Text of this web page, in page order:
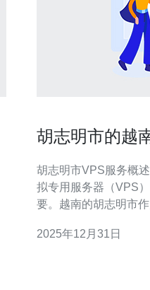
胡志明市的越
胡志明市VPS服务概
拟专用服务器（VPS
要。越南的胡志明市
比，帮助您做出明智的选择。 以下是本文
2025年12月31日